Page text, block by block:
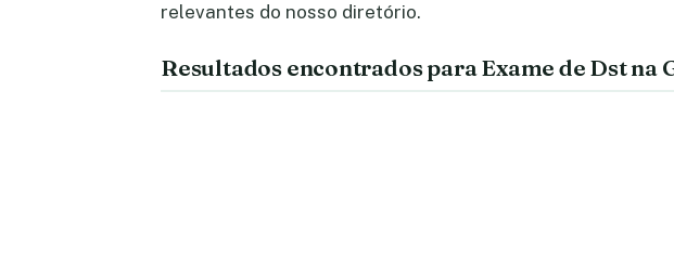
relevantes do nosso diretório.
Resultados encontrados para Exame de Dst na